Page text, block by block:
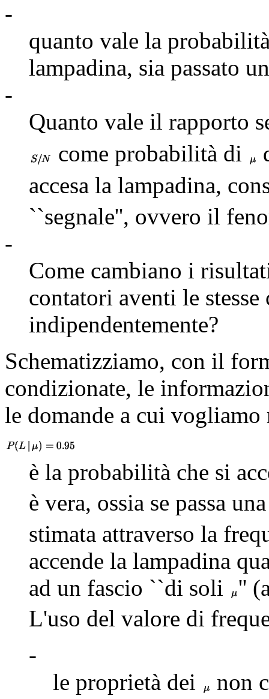
-
quanto vale la
lampadina, sia passato
-
Quanto vale il rapporto
come probabilità di
accesa la lampadina,
``segnale'', ovvero il
-
Come cambiano i
contatori aventi le
indipendentemente?
Schematizziamo, con il
condizionate, le
le domande a cui
è la probabilità che si
è vera, ossia se passa
stimata attraverso la
accende la lampadina
ad un fascio ``di soli
''
L'uso del valore di
-
le proprietà dei
non